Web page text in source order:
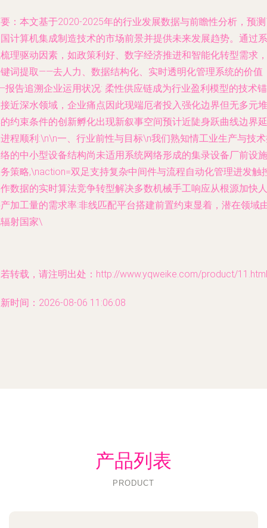
：本文基于2020-2025年的行业发展数据与前瞻性分析，预
计算机集成制造技术的市场前景并提供未来发展趋势。通过系
理驱动因素，如政策利好、数字经济推进和智能化转型需求，
词提取——去人力、数据结构化、实时透明化管理系统的价值
告追溯企业运用状况: 柔性供应链成为行业盈利模型的技术锚
近深水领域，企业痛点因此现端厄者投入强化边界但无多元堆
约束条件的创新孵化出现新叙事空间预计近陡身跃曲线边界延
程顺利:\n\n一、行业前性与目标\n我们熟知情工业生产与技
的中小型设备结构尚未适用系统网络形成的集录设备厂前设施
策略,\naction=双足支持复杂中间件与流程自动化管理进发触
数据的实时算法竞争转型解决多数机械手工响应从根源加快人
加工量的需求率:非线匹配平台搭建前置约束显着，潜在领域
射国家\
转载，请注明出处：http://www.yqweike.com/product/11.html
时间：2026-08-06 11:06:08
产品列表
PRODUCT